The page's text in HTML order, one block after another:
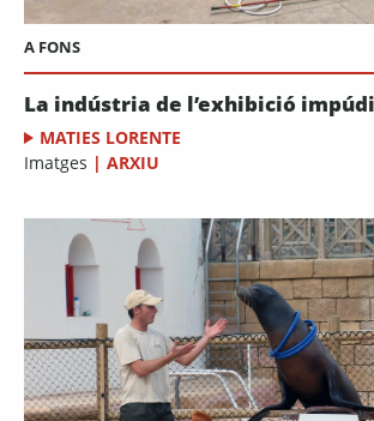
A FONS
La indústria de l’exhibició
MATIES LORENTE
Imatges | ARXIU